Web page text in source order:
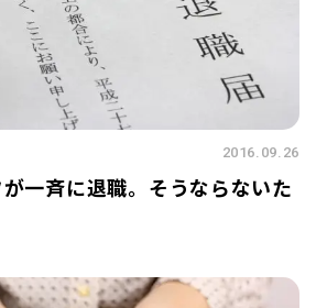
2016.09.26
一斉に退職。そうならないた